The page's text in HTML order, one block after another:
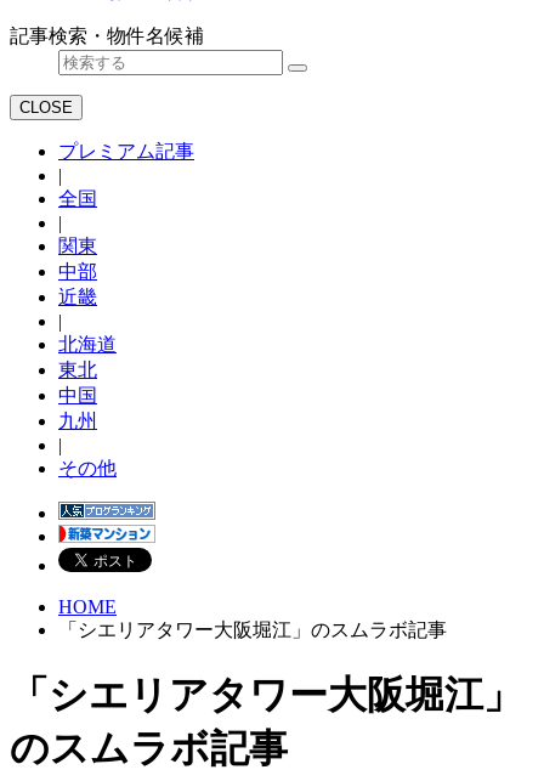
記事検索・物件名候補
CLOSE
プレミアム記事
|
全国
|
関東
中部
近畿
|
北海道
東北
中国
九州
|
その他
HOME
「シエリアタワー大阪堀江」のスムラボ記事
「シエリアタワー大阪堀江」
のスムラボ記事